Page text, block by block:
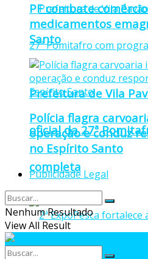
Prefeitura de Vila
oficial da 27ª
completa
PF combate
medicamentos
Santo
Polícia flagra
operação e conduz
no Espírito Santo
Publicidade Legal
Nenhum Resultado
View All Result